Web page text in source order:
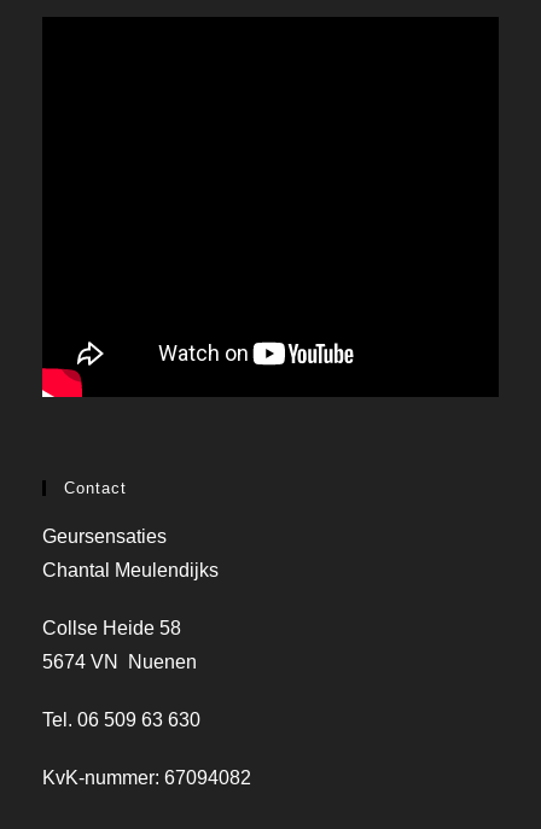
Contact
Geursensaties
Chantal Meulendijks
Collse Heide 58
5674 VN Nuenen
Tel. 06 509 63 630
KvK-nummer: 67094082